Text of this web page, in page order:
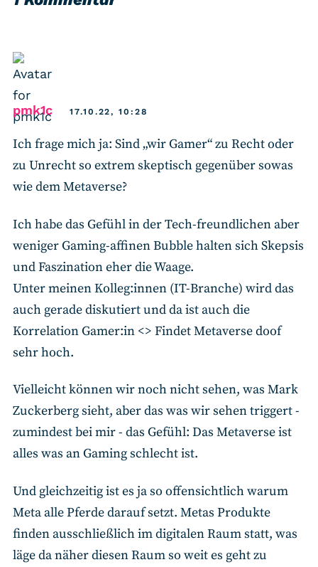
pmk1csays:17.10.22, 10:28
Ich frage mich ja: Sind „wir Gamer“ zu Recht oder
zu Unrecht so extrem skeptisch gegenüber sowas
wie dem Metaverse?
Ich habe das Gefühl in der Tech-freundlichen aber
weniger Gaming-affinen Bubble halten sich Skepsis
und Faszination eher die Waage.
Unter meinen Kolleg:innen (IT-Branche) wird das
auch gerade diskutiert und da ist auch die
Korrelation Gamer:in <> Findet Metaverse doof
sehr hoch.
Vielleicht können wir noch nicht sehen, was Mark
Zuckerberg sieht, aber das was wir sehen triggert -
zumindest bei mir - das Gefühl: Das Metaverse ist
alles was an Gaming schlecht ist.
Und gleichzeitig ist es ja so offensichtlich warum
Meta alle Pferde darauf setzt. Metas Produkte
finden ausschließlich im digitalen Raum statt, was
läge da näher diesen Raum so weit es geht zu